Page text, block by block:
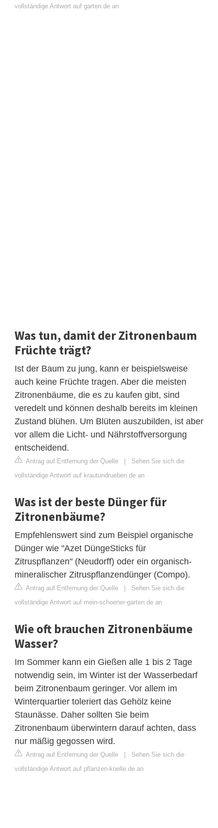
vollständige Antwort auf garten.de an
Was tun, damit der Zitronenbaum
Früchte trägt?
Ist der Baum zu jung, kann er beispielsweise
auch keine Früchte tragen. Aber die meisten
Zitronenbäume, die es zu kaufen gibt, sind
veredelt und können deshalb bereits im kleinen
Zustand blühen. Um Blüten auszubilden, ist aber
vor allem die Licht- und Nährstoffversorgung
entscheidend.
Antrag auf Entfernung der Quelle | Sehen Sie sich die
vollständige Antwort auf krautundrueben.de an
Was ist der beste Dünger für
Zitronenbäume?
Empfehlenswert sind zum Beispiel organische
Dünger wie "Azet DüngeSticks für
Zitruspflanzen" (Neudorff) oder ein organisch-
mineralischer Zitruspflanzendünger (Compo).
Antrag auf Entfernung der Quelle | Sehen Sie sich die
vollständige Antwort auf mein-schoener-garten.de an
Wie oft brauchen Zitronenbäume
Wasser?
Im Sommer kann ein Gießen alle 1 bis 2 Tage
notwendig sein, im Winter ist der Wasserbedarf
beim Zitronenbaum geringer. Vor allem im
Winterquartier toleriert das Gehölz keine
Staunässe. Daher sollten Sie beim
Zitronenbaum überwintern darauf achten, dass
nur mäßig gegossen wird.
Antrag auf Entfernung der Quelle | Sehen Sie sich die
vollständige Antwort auf pflanzen-koelle.de an